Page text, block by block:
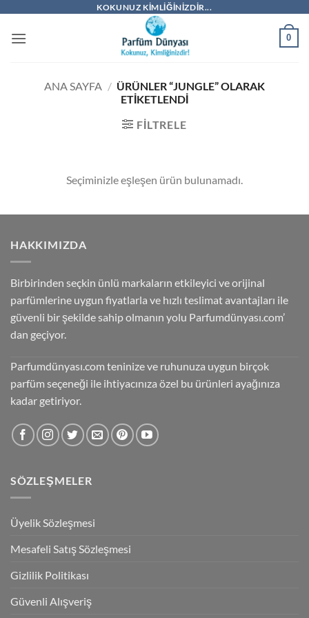
KOKUNUZ KIMLIĞINIZDIR...
0
ANA SAYFA / ÜRÜNLER “JUNGLE” OLARAK
ETIKETLENDI
FILTRELE
Seçiminizle eşleşen ürün bulunamadı.
HAKKIMIZDA
Birbirinden seçkin ünlü markaların etkileyici ve orijinal
parfümlerine uygun fiyatlarla ve hızlı teslimat avantajları ile
güvenli bir şekilde sahip olmanın yolu Parfumdünyası.com’
dan geçiyor.
Parfumdünyası.com teninize ve ruhunuza uygun birçok
parfüm seçeneği ile ihtiyacınıza özel bu ürünleri ayağınıza
kadar getiriyor.
SÖZLEŞMELER
Üyelik Sözleşmesi
Mesafeli Satış Sözleşmesi
Gizlilik Politikası
Güvenli Alışveriş